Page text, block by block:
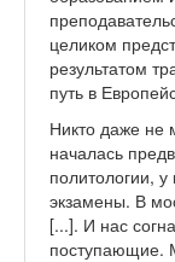
целиком
результатом
путь в
Никто даже не
началась
политологии,
экзамены. В
[...]. И нас
поступающие.